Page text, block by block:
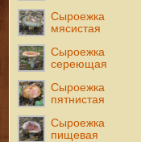
Сыроежка
мясистая
Сыроежка
сереющая
Сыроежка
пятнистая
Сыроежка
пищевая